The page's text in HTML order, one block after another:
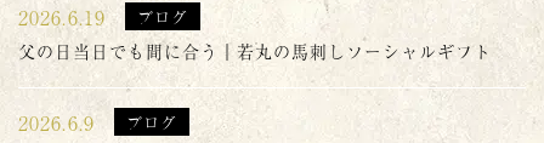
2026.6.19 ブログ
父の日当日でも間に合う｜若丸の馬刺しソーシャルギフト
2026.6.9 ブログ